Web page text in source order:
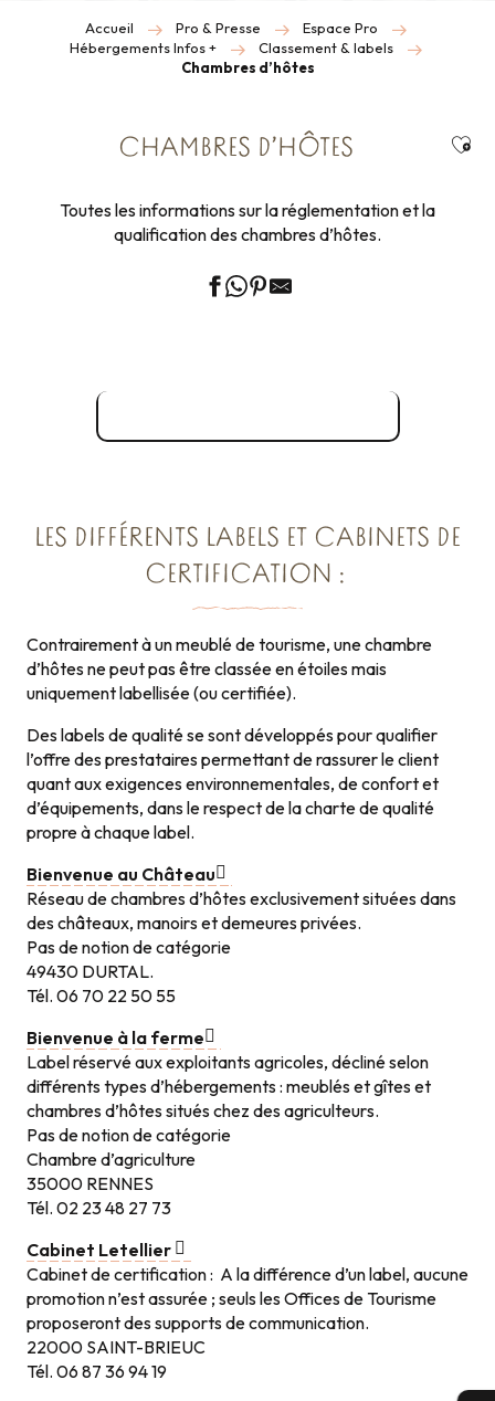
Accueil Pro & Presse
Espace Pro
Hébergements Infos +
Classement & labels
Chambres d’hôtes
CHAMBRES D’HÔTES
Toutes les informations sur la réglementation et la
qualification des chambres d’hôtes.
LES DIFFÉRENTS LABELS ET CABINETS DE
CERTIFICATION :
Contrairement à un meublé de tourisme, une chambre
d’hôtes ne peut pas être classée en étoiles mais
uniquement labellisée (ou certifiée).
Des labels de qualité se sont développés pour qualifier
l’offre des prestataires permettant de rassurer le client
quant aux exigences environnementales, de confort et
d’équipements, dans le respect de la charte de qualité
propre à chaque label.
Bienvenue au Château
Réseau de chambres d’hôtes exclusivement situées dans
des châteaux, manoirs et demeures privées.
Pas de notion de catégorie
49430 DURTAL.
Tél. 06 70 22 50 55
Bienvenue à la ferme
Label réservé aux exploitants agricoles, décliné selon
différents types d’hébergements : meublés et gîtes et
chambres d’hôtes situés chez des agriculteurs.
Pas de notion de catégorie
Chambre d’agriculture
35000 RENNES
Tél. 02 23 48 27 73
Cabinet Letellier
Cabinet de certification : A la différence d’un label, aucune
promotion n’est assurée ; seuls les Offices de Tourisme
proposeront des supports de communication.
22000 SAINT-BRIEUC
Tél. 06 87 36 94 19